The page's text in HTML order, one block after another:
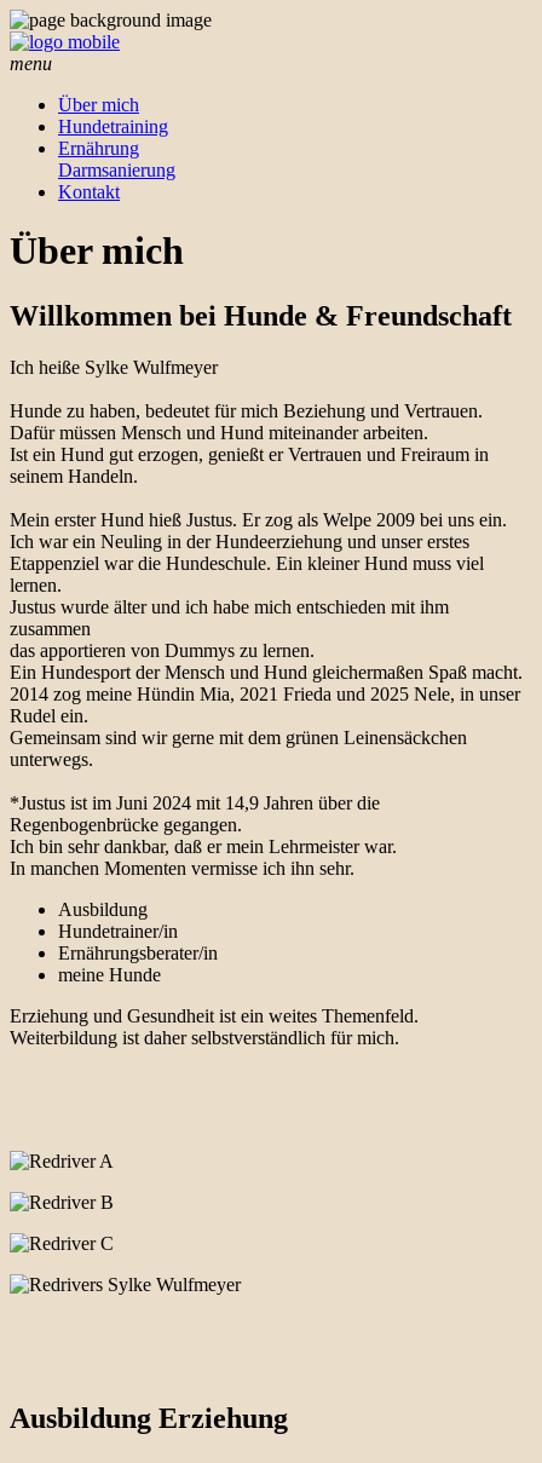
menu
Über mich
Hundetraining
Ernährung
Darmsanierung
Kontakt
Über mich
Willkommen bei Hunde & Freundschaft
Ich heiße Sylke Wulfmeyer
Hunde zu haben, bedeutet für mich Beziehung und Vertrauen.
Dafür müssen Mensch und Hund miteinander arbeiten.
Ist ein Hund gut erzogen, genießt er Vertrauen und Freiraum in
seinem Handeln.
Mein erster Hund hieß Justus. Er zog als Welpe 2009 bei uns ein.
Ich war ein Neuling in der Hundeerziehung und unser erstes
Etappenziel war die Hundeschule. Ein kleiner Hund muss viel
lernen.
Justus wurde älter und ich habe mich entschieden mit ihm
zusammen
das apportieren von Dummys zu lernen.
Ein Hundesport der Mensch und Hund gleichermaßen Spaß macht.
2014 zog meine Hündin Mia, 2021 Frieda und 2025 Nele, in unser
Rudel ein.
Gemeinsam sind wir gerne mit dem grünen Leinensäckchen
unterwegs.
*Justus ist im Juni 2024 mit 14,9 Jahren über die
Regenbogenbrücke gegangen.
Ich bin sehr dankbar, daß er mein Lehrmeister war.
In manchen Momenten vermisse ich ihn sehr.
Ausbildung
Hundetrainer/in
Ernährungsberater/in
meine Hunde
Erziehung und Gesundheit ist ein weites Themenfeld.
Weiterbildung ist daher selbstverständlich für mich.
Ausbildung Erziehung